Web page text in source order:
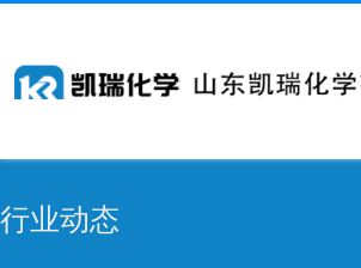
行业动态